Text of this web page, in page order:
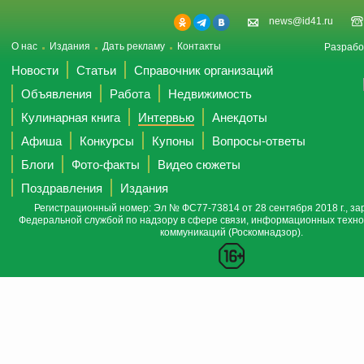
news@id41.ru
О нас Издания Дать рекламу Контакты
Новости Статьи
Справочник организаций
Объявления
Работа
Недвижимость
Кулинарная книга
Интервью
Анекдоты
Афиша
Конкурсы Купоны
Вопросы-ответы
Блоги
Фото-факты
Видео сюжеты
Поздравления
Издания
Регистрационный номер: Эл № ФС77-73814 от 28 сентября 2018 г.,
Федеральной службой по надзору в сфере связи, информационных
коммуникаций (Роскомнадзор).